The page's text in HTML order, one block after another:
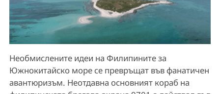
Необмислените идеи на Филипините за
Южнокитайско море се превръщат във фанатичен
авантюризъм. Неотдавна основният кораб на